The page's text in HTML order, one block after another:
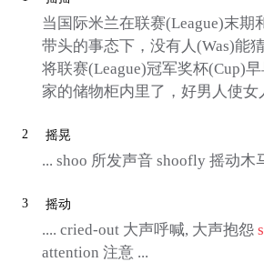
当国际米兰在联赛(League)末期
带头的事态下，没有人(Was)能
将联赛(League)冠军奖杯(Cup)
家的储物柜内里了，好男人使女
2 摇晃
... shoo 所发声音 shoofly 摇动木
3 摇动
.... cried-out 大声呼喊, 大声抱怨
attention 注意 ...